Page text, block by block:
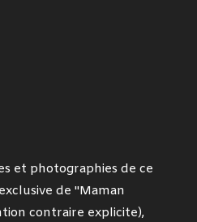
et photographies de ce
de "Maman
contraire explicite),